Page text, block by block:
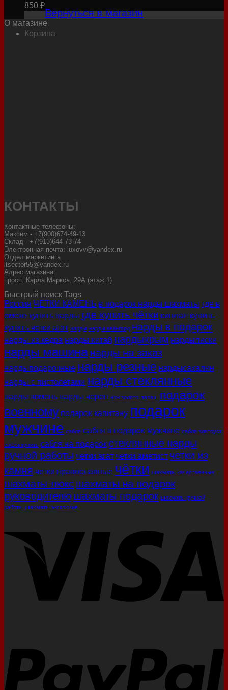
Вернуться в магазин
Корзина
850 ₽
О магазине
КОНТАКТЫ
Контактные телефоны:
Максим - +7(900)674-49-13
Склад - +7(913)644-73-74
Электронная почта: luxovv@yandex.ru
Отдел маркетинга
itsector55@yandex.ru
Адрес магазина:
просп. Карла Маркса, 29А (этаж 1)
Быстрый поиск Tags
Россия ЧЕТКИ КАМЕНЬ в подарок нарды шахматы где в
омске купить нарды где купить чётки кинжал купить
купить четки агат нарды нарды авангард нарды в подарок
нарды из кедра нарды китай нардыкрым нардылиски
нарды машина нарды на заказ
нардыподарочные нарды резные нардысахалин
нарды с пистолетами нарды стеклянные
нардытюмень нарды череп нож золото палаш подарок
военному подарок капитану подарок
мужчине сабля сабля в подарок мужчине сабля златоуст
сабля купить сабля на подарок стеклянные нарды
ручной работы четки агат четки аметист четки из
камня четки православные чётки шахматы качественные
шахматы люкс шахматы на подарок
руководителю шахматы подарок шахматы ручной
работы шахматы эксклюзив